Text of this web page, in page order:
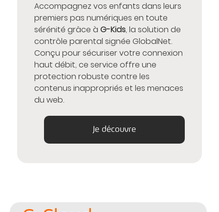
Accompagnez vos enfants dans leurs
premiers pas numériques en toute
sérénité grâce à G-Kids, la solution de
contrôle parental signée GlobalNet.
Conçu pour sécuriser votre connexion
haut débit, ce service offre une
protection robuste contre les
contenus inappropriés et les menaces
du web.
Je découvre